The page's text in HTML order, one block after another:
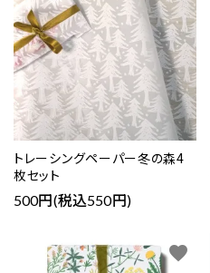
トレーシングペーパー冬の森4
枚セット
500円(税込550円)
favorite